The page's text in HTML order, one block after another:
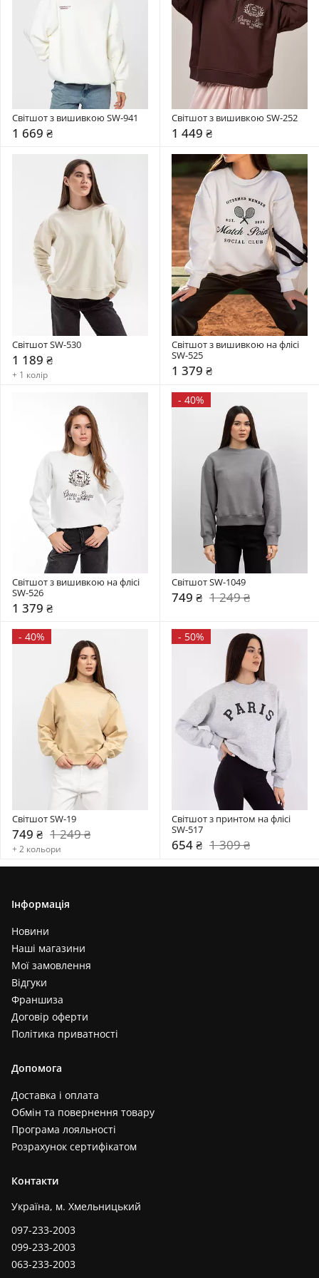
Світшот з вишивкою SW-941
1 669 ₴
Світшот з вишивкою SW-252
1 449 ₴
Світшот SW-530
1 189 ₴
+ 1 колір
Світшот з вишивкою на флісі
SW-525
1 379 ₴
Світшот з вишивкою на флісі
SW-526
1 379 ₴
- 40%
Світшот SW-1049
749 ₴ 1 249 ₴
- 40%
Світшот SW-19
749 ₴ 1 249 ₴
+ 2 кольори
- 50%
Світшот з принтом на флісі
SW-517
654 ₴ 1 309 ₴
Інформація
Новини
Наші магазини
Мої замовлення
Відгуки
Франшиза
Договір оферти
Політика приватності
Допомога
Доставка і оплата
Обмін та повернення товару
Програма лояльності
Розрахунок сертифікатом
Контакти
Україна, м. Хмельницький
097-233-2003
099-233-2003
063-233-2003